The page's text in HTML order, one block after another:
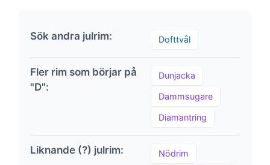
Sök andra julrim: Dofttvål
Fler rim som börjar på
"D":
Dunjacka
Dammsugare
Diamantring
Liknande (?) julrim: Nödrim